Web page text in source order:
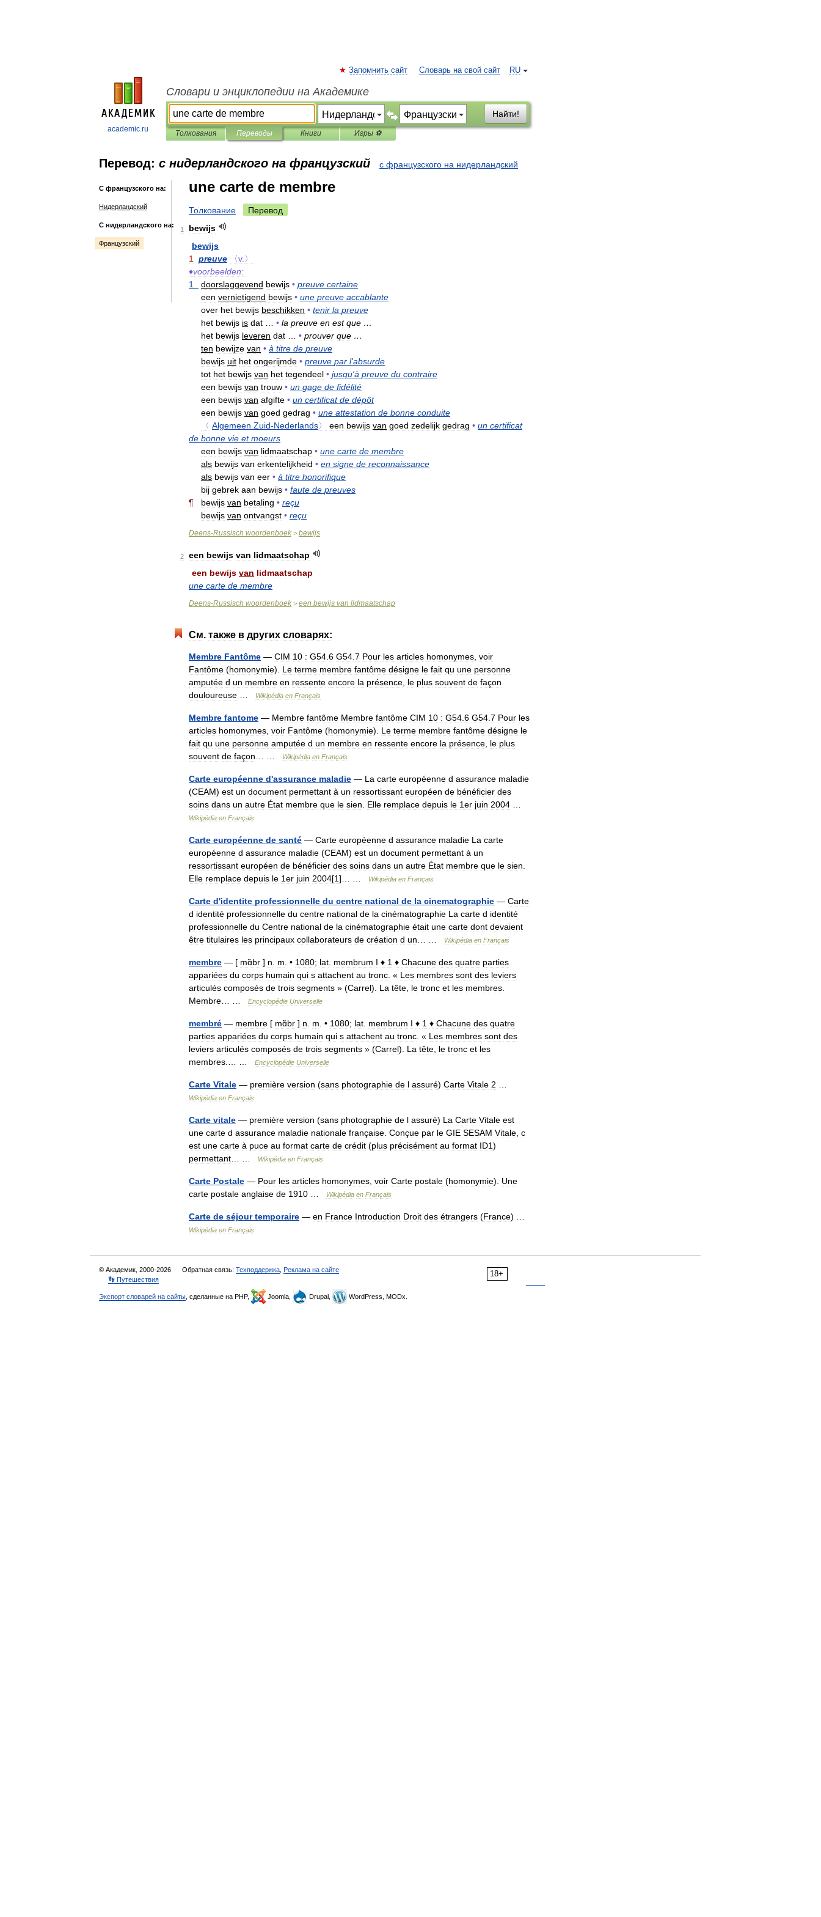
academic.ru
RU
Запомнить сайт Словарь на свой сайт
Словари и энциклопедии на Академике
Найти!
Толкования Переводы Книги Игры ⚽
Перевод: с нидерландского на французский с французского на нидерландский
С французского на:
Нидерландский
С нидерландского на:
Французский
une carte de membre
Толкование Перевод
1
bewijs
bewijs
1
preuve 〈v. 〉
♦voorbeelden:
1
doorslaggevend bewijs • preuve certaine
een vernietigend bewijs • une preuve accablante
over het bewijs beschikken • tenir la preuve
het bewijs is dat • la preuve en est que …
het bewijs leveren dat • prouver que …
ten bewijze van • à titre de preuve
bewijs uit het ongerijmde • preuve par l'absurde
tot het bewijs van het tegendeel • jusqu'à preuve du contraire
een bewijs van trouw • un gage de fidélité
een bewijs van afgifte • un certificat de dépôt
een bewijs van goed gedrag • une attestation de bonne conduite
〈 Algemeen Zuid-Nederlands〉 een bewijs van goed zedelijk gedrag • un certificat
de bonne vie et moeurs
een bewijs van lidmaatschap • une carte de membre
als bewijs van erkentelijkheid • en signe de reconnaissance
als bewijs van eer • à titre honorifique
bij gebrek aan bewijs • faute de preuves
¶ bewijs van betaling • reçu
bewijs van ontvangst • reçu
Deens-Russisch woordenboek > bewijs
2 een bewijs van lidmaatschap
een bewijs van lidmaatschap
une carte de membre
Deens-Russisch woordenboek > een bewijs van lidmaatschap
См. также в других словарях:
Membre Fantôme — CIM 10 : G54 6 G54 7 Pour les articles homonymes voir
Fantôme (homonymie). Le terme membre fantôme désigne le fait qu une personne
amputée d un membre en ressente encore la présence le plus souvent de façon
douloureuse
Wikipédia en Français
Membre fantome — Membre fantôme Membre fantôme CIM 10 : G54 6 G54 7 Pour les
articles homonymes voir Fantôme (homonymie). Le terme membre fantôme désigne le
fait qu une personne amputée d un membre en ressente encore la présence le plus
souvent de façon Wikipédia en Français
Carte européenne d'assurance maladie — La carte européenne d assurance maladie
(CEAM) est un document permettant à un ressortissant européen de bénéficier des
soins dans un autre État membre que le sien Elle remplace depuis le 1er juin 2004
Wikipédia en Français
Carte européenne de santé — Carte européenne d assurance maladie La carte
européenne d assurance maladie (CEAM) est un document permettant à un
ressortissant européen de bénéficier des soins dans un autre État membre que le sien
Elle remplace depuis le 1er juin 2004[1]… … Wikipédia en Français
Carte d'identite professionnelle du centre national de la cinematographie — Carte
d identité professionnelle du centre national de la cinématographie La carte d identité
professionnelle du Centre national de la cinématographie était une carte dont devaient
être titulaires les principaux collaborateurs de création d un Wikipédia en Français
membre — [ mɑ̃br ] n m . • 1080; lat membrum I ♦ 1 ♦ Chacune des quatre parties
appariées du corps humain qui s attachent au tronc . « Les membres sont des leviers
articulés composés de trois segments » (Carrel). La tête le tronc et les membres
Membre
Encyclopédie Universelle
membré — membre [ mɑ̃br ] n m . • 1080; lat membrum I ♦ 1 ♦ Chacune des quatre
parties appariées du corps humain qui s attachent au tronc . « Les membres sont des
leviers articulés composés de trois segments » (Carrel). La tête le tronc et les
membres
Encyclopédie Universelle
Carte Vitale — première version (sans photographie de l assuré) Carte Vitale 2
Wikipédia en Français
Carte vitale — première version (sans photographie de l assuré) La Carte Vitale est
une carte d assurance maladie nationale française Conçue par le GIE SESAM Vitale c
est une carte à puce au format carte de crédit (plus précisément au format ID1)
permettant
Wikipédia en Français
Carte Postale — Pour les articles homonymes voir Carte postale (homonymie). Une
carte postale anglaise de 1910 Wikipédia en Français
Carte de séjour temporaire — en France Introduction Droit des étrangers (France) …
Wikipédia en Français
18+
© Академик, 2000-2026 Обратная связь: Техподдержка Реклама на сайте
👣 Путешествия
Экспорт словарей на сайты , сделанные на PHP, Joomla, Drupal, WordPress, MODx.